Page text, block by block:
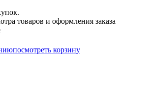
товаров и оформления заказа
посмотреть корзину